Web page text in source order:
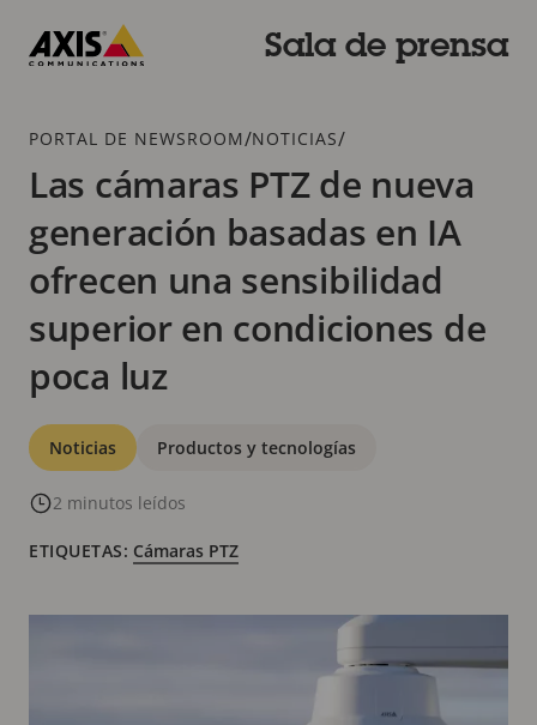
contenido
Sala de prensa
Breadcrumb
PORTAL DE NEWSROOM/NOTICIAS/
Las cámaras PTZ de nueva
generación basadas en IA
ofrecen una sensibilidad
superior en condiciones de
poca luz
Categorías
Noticias Productos y tecnologías
2 minutos leídos
ETIQUETAS: Cámaras PTZ